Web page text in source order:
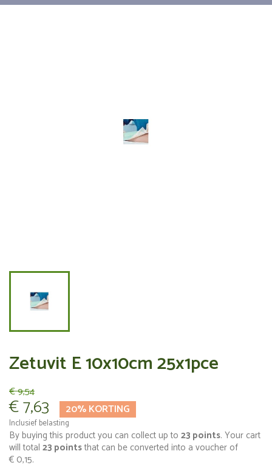
Zetuvit E 10x10cm 25x1pce
€ 9,54
€ 7,63 20% KORTING
Inclusief belasting
By buying this product you can collect up to 23 points. Your cart
will total 23 pointsthat can be converted into a voucher of
€ 0,15.